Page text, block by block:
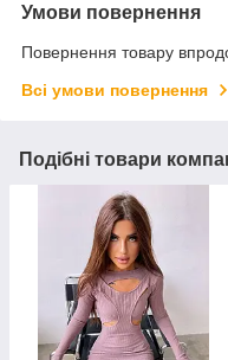
Умови повернення
Повернення товару
Всі умови повернення
Подібні товари